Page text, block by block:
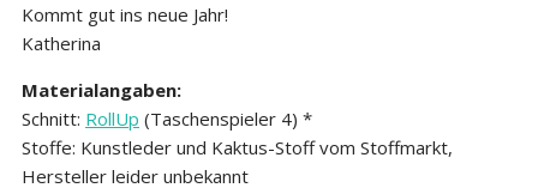
Kommt gut ins neue Jahr!
Katherina
Materialangaben:
Schnitt: RollUp (Taschenspieler 4) *
Stoffe: Kunstleder und Kaktus-Stoff vom Stoffmarkt,
Hersteller leider unbekannt